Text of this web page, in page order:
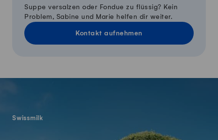
Suppe versalzen oder Fondue zu flüssig? Kein
Problem, Sabine und Marie helfen dir weiter.
Kontakt aufnehmen
Swissmilk